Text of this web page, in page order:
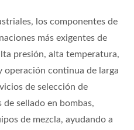
los componentes de
más exigentes de
presión, alta temperatura,
operación continua de larga
de selección de
sellado en bombas,
de mezcla, ayudando a